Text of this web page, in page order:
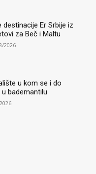
destinacije Er Srbije iz
za Beč i Maltu
2026
u kom se i do
bademantilu